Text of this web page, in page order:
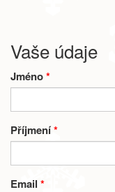
Vaše údaje
Jméno*
Příjmení*
Email*